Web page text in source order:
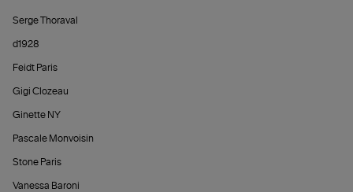
Serge Thoraval
d1928
Feidt Paris
Gigi Clozeau
Ginette NY
Pascale Monvoisin
Stone Paris
Vanessa Baroni